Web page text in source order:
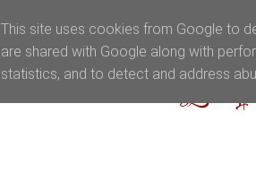
This site uses cookies from Google to
are shared with Google along with
statistics, and to detect and address